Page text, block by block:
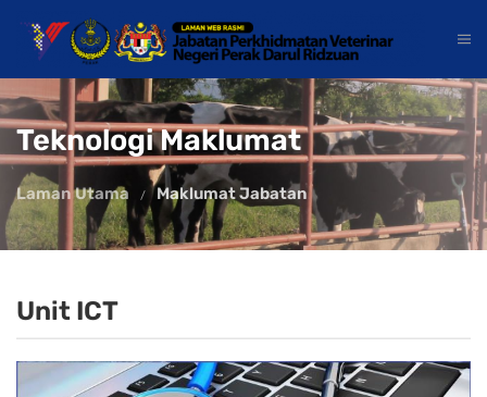
Teknologi Maklumat
Laman Utama Maklumat Jabatan
Unit ICT